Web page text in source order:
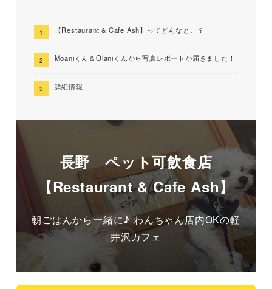
【Restaurant & Cafe Ash】ってどんなとこ？
Moaniくん＆Olaniくんから写真レポートが届きました！
詳細情報
長野 ペット可飲食店
【Restaurant & Cafe Ash】
朝ごはんから一緒に♪ わんちゃん店内OKの軽
井沢カフェ